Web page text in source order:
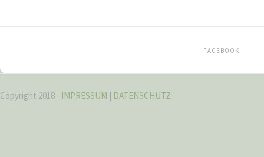
FACEBOOK
Copyright 2018 - IMPRESSUM | DATENSCHUTZ